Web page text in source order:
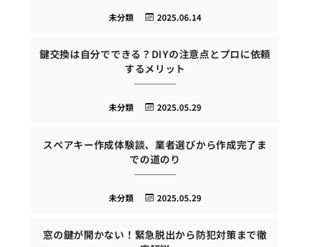
2025.06.14
未分類
鍵交換は自分でできる？DIYの注意点とプロに依頼
するメリット
2025.05.29
未分類
スペアキー作成体験談、業者選びから作成完了ま
での道のり
2025.05.29
未分類
窓の鍵が開かない！緊急脱出から防犯対策まで徹